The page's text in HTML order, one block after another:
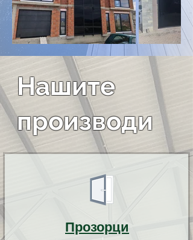
Нашите
производи
Прозорци